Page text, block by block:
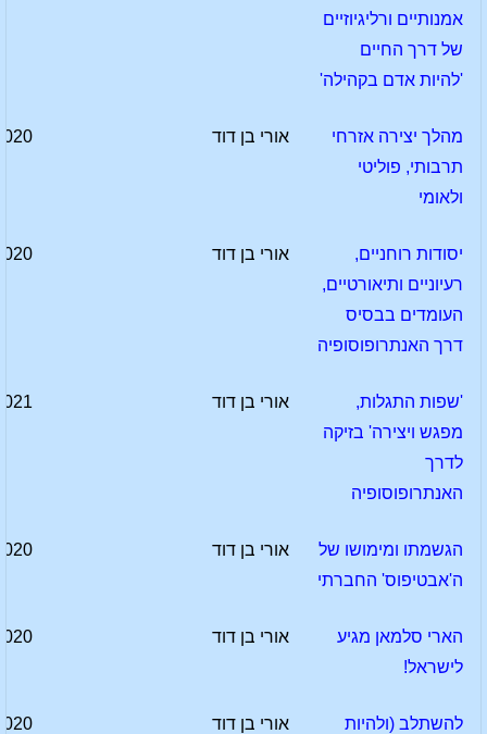
אמנותיים ורליגיוזיים
של דרך החיים
'להיות אדם בקהילה'
מהלך יצירה אזרחי
תרבותי, פוליטי
ולאומי
אורי בן דוד
יסודות רוחניים,
רעיוניים ותיאורטיים,
העומדים בבסיס
דרך האנתרופוסופיה
אורי בן דוד
'שפות התגלות,
מפגש ויצירה' בזיקה
לדרך
האנתרופוסופיה
אורי בן דוד
הגשמתו ומימושו של
ה'אבטיפוס' החברתי
אורי בן דוד
הארי סלמאן מגיע
לישראל!
אורי בן דוד
להשתלב (ולהיות אורי בן דוד